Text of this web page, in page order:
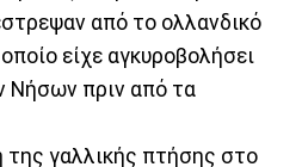
από το ολλανδικό
είχε αγκυροβολήσει
Νήσων πριν από τα
γαλλικής πτήσης στο